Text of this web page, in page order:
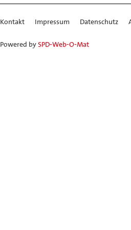
Kontakt Impressum Datenschutz
Powered bySPD-Web-O-Mat